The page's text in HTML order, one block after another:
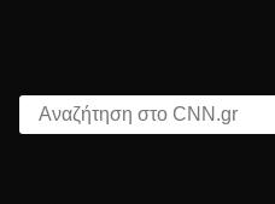
Αναζήτηση στο CNN.gr